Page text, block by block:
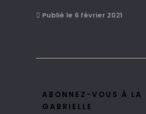
Publié le 6 février 2021
ABONNEZ-VOUS À LA
GABRIELLE